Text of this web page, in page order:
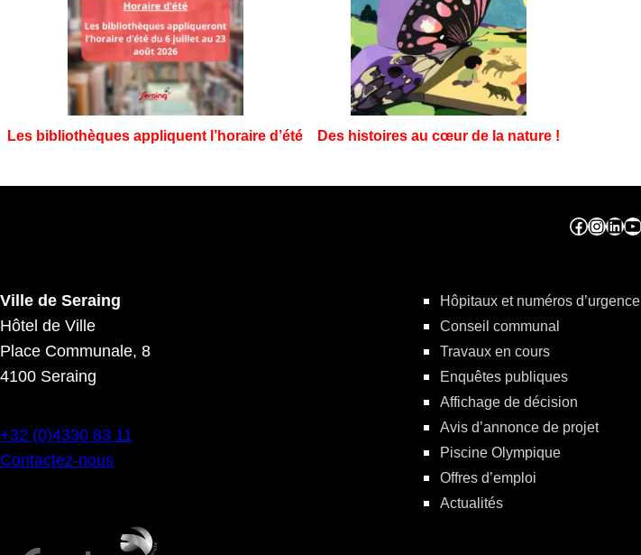
Les bibliothèques appliquent l’horaire d’été Des histoires au cœur de la nature !
Facebook ville de seraing Instragram ville de seraing linkedin – ville de seraing YouTube
Ville de Seraing
Hôtel de Ville
Place Communale, 8
4100 Seraing
+32 (0)4330 83 11
Contactez-nous
Hôpitaux et numéros d’urgence
Conseil communal
Travaux en cours
Enquêtes publiques
Affichage de décision
Avis d’annonce de projet
Piscine Olympique
Offres d’emploi
Actualités